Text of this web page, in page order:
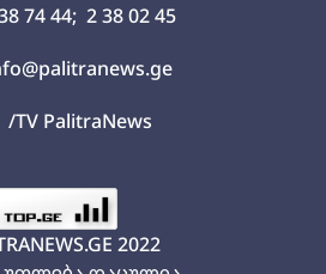
74 44; 2 38 02 45
/TV PalitraNews
2022